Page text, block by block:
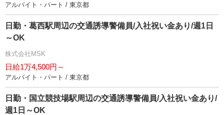
アルバイト・パート / 東京都
日勤・葛西駅周辺の交通誘導警備員/入社祝い金あり/週1日
～OK
株式会社MSK
日給1万4,500円～
アルバイト・パート / 東京都
日勤・国立競技場駅周辺の交通誘導警備員/入社祝い金あり/
週1日～OK